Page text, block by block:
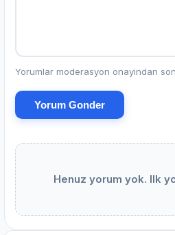
Yorumlar moderasyon onayindan
Yorum Gonder
Henuz yorum yok. Ilk